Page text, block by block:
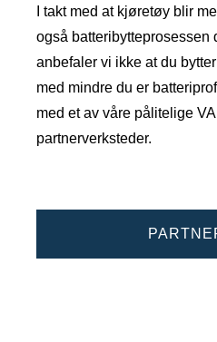
I takt med at kjøretøy blir
også batteribytteprosessen
anbefaler vi ikke at du
med mindre du er
med et av våre pålitelige
partnerverksteder.